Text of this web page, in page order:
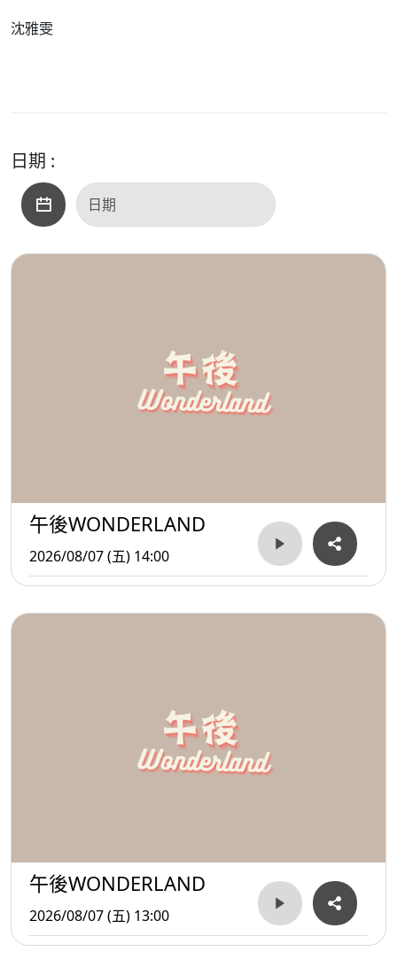
沈雅雯
日期 :
午後WONDERLAND
2026/08/07 (五) 14:00
午後WONDERLAND
2026/08/07 (五) 13:00